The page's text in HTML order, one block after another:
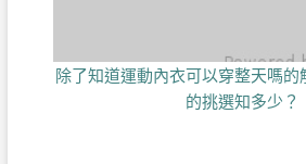
除了知道運動內衣可以穿整天嗎的
的挑選知多少？